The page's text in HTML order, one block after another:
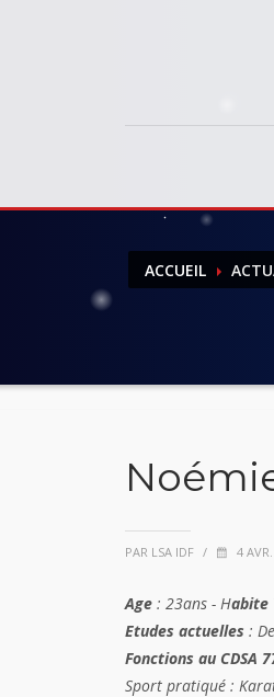
ACCUEIL
PAR LSA IDF / 4
Age : 23ans - Habite
Etudes actuelles :
Fonctions au CDSA
Sport pratiqué :